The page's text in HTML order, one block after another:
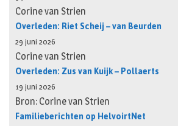
Corine van Strien
Overleden: Riet Scheij – van Beurden
29 juni 2026
Corine van Strien
Overleden: Zus van Kuijk – Pollaerts
19 juni 2026
Bron: Corine van Strien
Familieberichten op HelvoirtNet